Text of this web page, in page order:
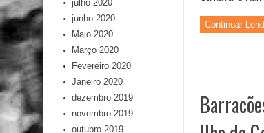
Continuar
julho 2020
junho 2020
Maio 2020
Março 2020
Fevereiro 2020
Janeiro 2020
dezembro 2019
novembro 2019
outubro 2019